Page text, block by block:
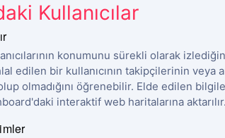
Kullanıcılar
konumunu sürekli olarak
edilen bir kullanıcının takipçilerinin veya
olmadığını öğrenebilir. Elde edilen
interaktif web haritalarına aktarılır.